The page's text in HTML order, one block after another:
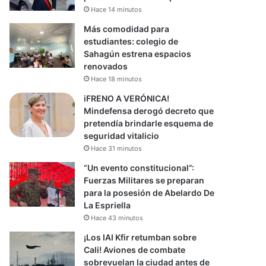
Hace 14 minutos
Más comodidad para
estudiantes: colegio de
Sahagún estrena espacios
renovados
Hace 18 minutos
iFRENO A VERÓNICA!
Mindefensa derogó decreto que
pretendía brindarle esquema de
seguridad vitalicio
Hace 31 minutos
“Un evento constitucional”:
Fuerzas Militares se preparan
para la posesión de Abelardo De
La Espriella
Hace 43 minutos
¡Los IAI Kfir retumban sobre
Cali! Aviones de combate
sobrevuelan la ciudad antes de